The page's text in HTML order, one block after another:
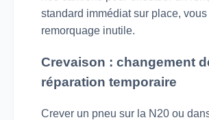
standard immédiat sur place,
remorquage inutile.
Crevaison : changement
réparation temporaire
Crever un pneu sur la N20 ou